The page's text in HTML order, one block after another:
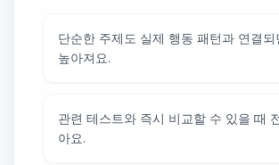
단순한 주제도 실제 행동 패턴과 연결
높아져요.
관련 테스트와 즉시 비교할 수 있을 때
아요.